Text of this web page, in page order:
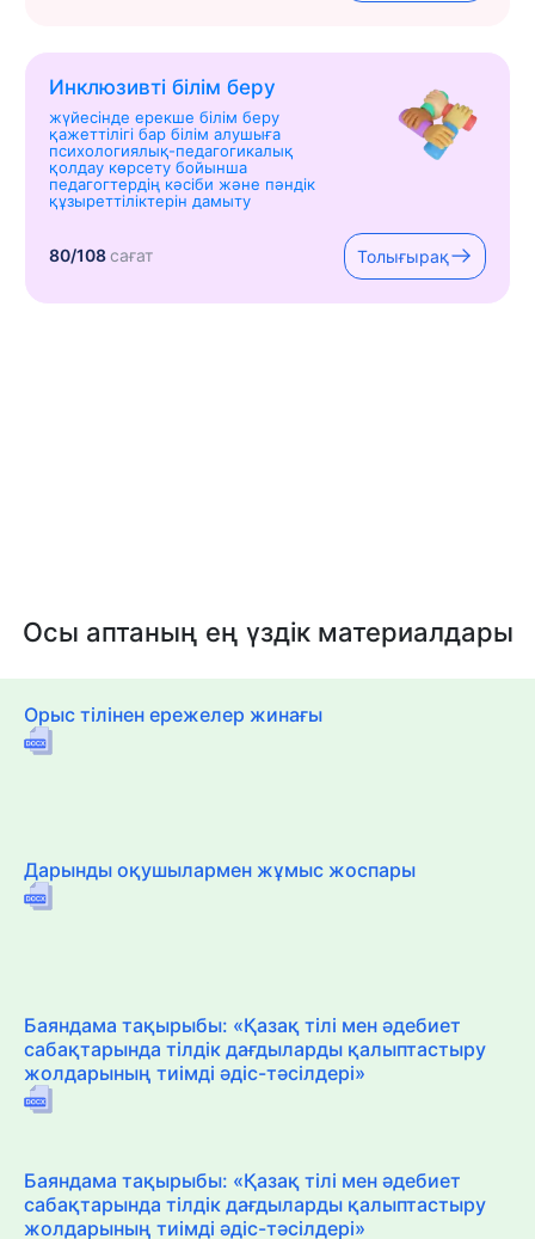
Инклюзивті білім беру
жүйесінде ерекше білім беру
қажеттілігі бар білім алушыға
психологиялық-педагогикалық
қолдау көрсету бойынша
педагогтердің кәсіби және пәндік
құзыреттіліктерін дамыту
80/108сағат Толығырақ
Осы аптаның ең үздік материалдары
Орыс тілінен ережелер жинағы
Дарынды оқушылармен жұмыс жоспары
Баяндама тақырыбы: «Қазақ тілі мен әдебиет
сабақтарында тілдік дағдыларды қалыптастыру
жолдарының тиімді әдіс-тәсілдері»
Баяндама тақырыбы: «Қазақ тілі мен әдебиет
сабақтарында тілдік дағдыларды қалыптастыру
жолдарының тиімді әдіс-тәсілдері»